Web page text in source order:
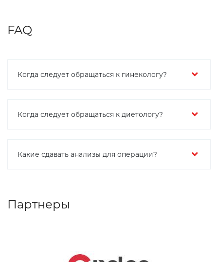
FAQ
Когда следует обращаться к гинекологу?
Когда следует обращаться к диетологу?
Какие сдавать анализы для операции?
Партнеры